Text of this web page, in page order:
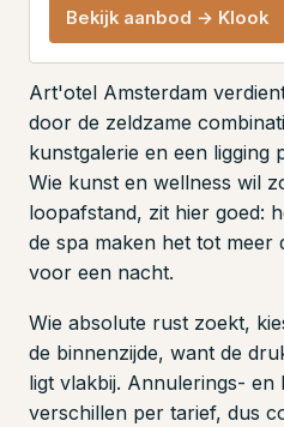
Bekijk aanbod → Klook
Art'otel Amsterdam
door de zeldzame
kunstgalerie en een ligging
Wie kunst en wellness wil
loopafstand, zit hier goed:
de spa maken het tot meer
voor een nacht.
Wie absolute rust zoekt,
de binnenzijde, want de
ligt vlakbij. Annulerings-
verschillen per tarief, dus